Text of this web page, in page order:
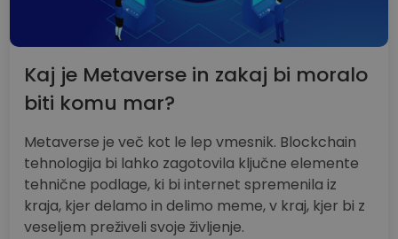
Kaj je Metaverse in zakaj bi moralo
biti komu mar?
Metaverse je več kot le lep vmesnik. Blockchain
tehnologija bi lahko zagotovila ključne elemente
tehnične podlage, ki bi internet spremenila iz
kraja, kjer delamo in delimo meme, v kraj, kjer bi z
veseljem preživeli svoje življenje.